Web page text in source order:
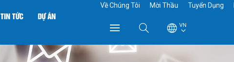
TIN TỨC
DỰ ÁN
Về Chúng Tôi Mời Thầu Tuyển Dụng
VN